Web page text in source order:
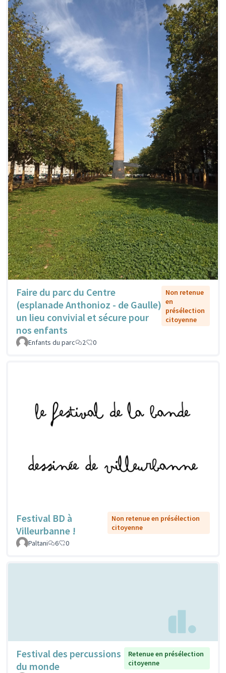
Faire du parc du Centre
(esplanade Anthonioz - de Gaulle)
un lieu convivial et sécure pour
nos enfants
Non retenue
en
présélection
citoyenne
Enfants du parc 2 0
Festival BD à
Villeurbanne !
Non retenue en présélection
citoyenne
Paltani
6 0
Festival des percussions
du monde
Retenue en présélection
citoyenne